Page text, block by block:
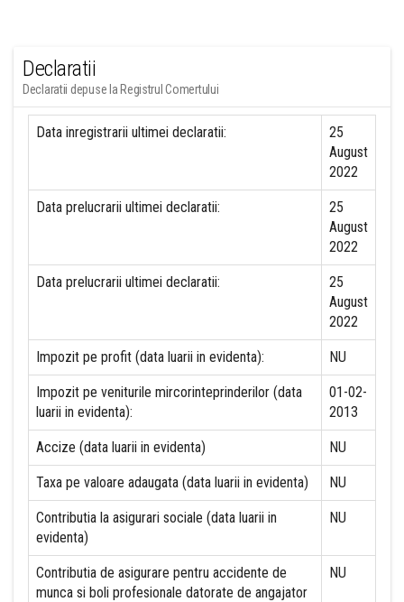
Declaratii
Declaratii depuse la Registrul Comertului
Data inregistrarii ultimei declaratii:
25
August
2022
Data prelucrarii ultimei declaratii:
25
August
2022
Data prelucrarii ultimei declaratii:
25
August
2022
Impozit pe profit (data luarii in evidenta): NU
Impozit pe veniturile mircorinteprinderilor (data
luarii in evidenta):
01-02-
2013
Accize (data luarii in evidenta) NU
Taxa pe valoare adaugata (data luarii in evidenta) NU
Contributia la asigurari sociale (data luarii in
evidenta)
NU
Contributia de asigurare pentru accidente de
munca si boli profesionale datorate de angajator
NU